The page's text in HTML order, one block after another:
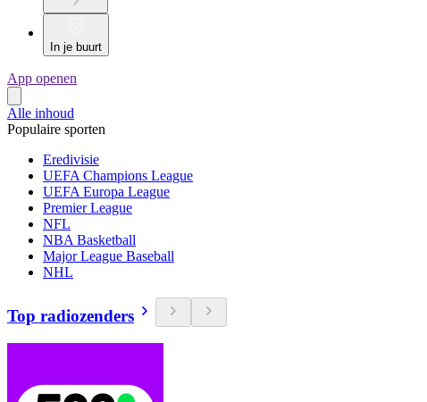
In je buurt
App openen
Alle inhoud
Populaire sporten
Eredivisie
UEFA Champions League
UEFA Europa League
Premier League
NFL
NBA Basketball
Major League Baseball
NHL
Top radiozenders